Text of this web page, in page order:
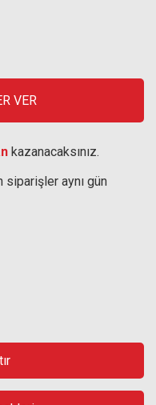
VER
kazanacaksınız.
siparişler aynı gün